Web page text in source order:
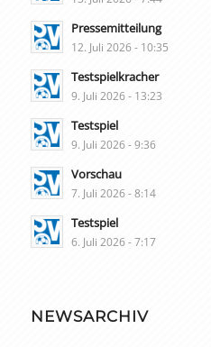
Pressemitteilung
12. Juli 2026 - 10:35
Testspielkracher
9. Juli 2026 - 13:23
Testspiel
9. Juli 2026 - 9:36
Vorschau
7. Juli 2026 - 8:14
Testspiel
6. Juli 2026 - 7:17
NEWSARCHIV